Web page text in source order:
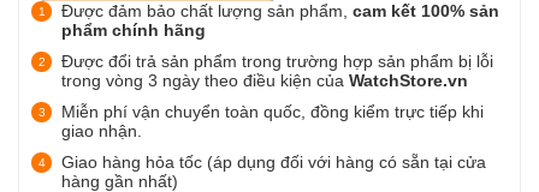
Được đảm bảo chất lượng sản phẩm, cam kết 100% sản
phẩm chính hãng
Được đổi trả sản phẩm trong trường hợp sản phẩm bị lỗi
trong vòng 3 ngày theo điều kiện của WatchStore.vn
Miễn phí vận chuyển toàn quốc, đồng kiểm trực tiếp khi
giao nhận.
Giao hàng hỏa tốc (áp dụng đối với hàng có sẵn tại cửa
hàng gần nhất)